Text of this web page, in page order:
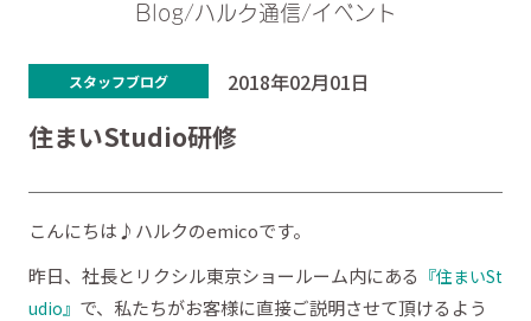
Blog/ハルク通信/イベント
スタッフブログ 2018年02月01日
住まいStudio研修
こんにちは♪ハルクのemicoです。
昨日、社長とリクシル東京ショールーム内にある 『住まいSt
udio』 で、私たちがお客様に直接ご説明させて頂けるよう